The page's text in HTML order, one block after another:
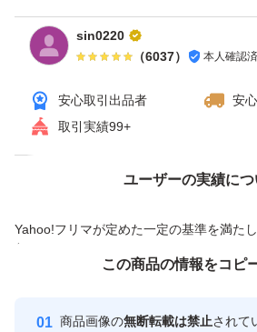
sin0220
（6037） 本人確認済
安心取引出品者
安
取引実績99+
ユーザーの実績につ
Yahoo!フリマが定めた一定の基準を満た
付与しています
安心取引出品者
心・安全
価格の相談
この商品の情報をコピ
商品画像の無断転載は禁止されて
この商品をみている人にオススメ